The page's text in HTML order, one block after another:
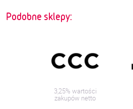
Podobne sklepy:
3,25% wartości
zakupów netto